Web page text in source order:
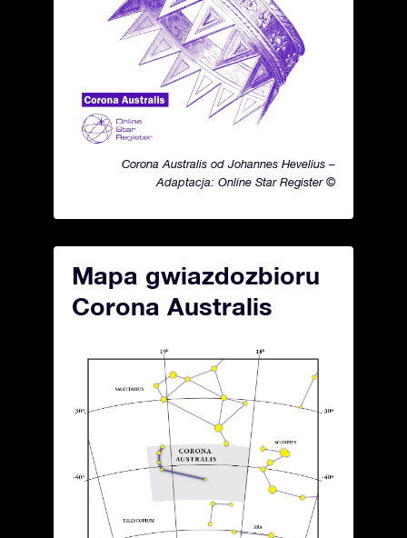
Corona Australis od Johannes Hevelius –
Adaptacja: Online Star Register ©
Mapa gwiazdozbioru
Corona Australis